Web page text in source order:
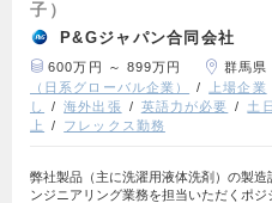
子）
P&Gジャパン合同会社
600万円 ～ 899万円 群馬県
（日系グローバル企業）
上場企業
し
海外出張 英語力が必要 土
上
フレックス勤務
弊社製品（主に洗濯用液体洗剤）の製造
ンジニアリング業務を担当いただくポジ